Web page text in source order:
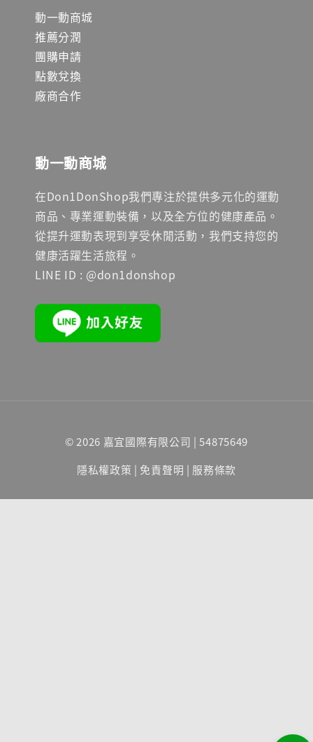
動一動商城
推薦分潤
團購申請
點數兌換
廠商合作
動一動商城
在Don1DonShop我們專注於提供多元化的運動
商品、專業運動裝備，以及全方位的健康產品。
從提升運動表現到享受休閒活動，我們支持您的
健康活躍生活旅程。
LINE ID : @don1donshop
© 2026 嘉宜國際有限公司 | 54875649
隱私權政策 | 免責聲明 | 服務條款